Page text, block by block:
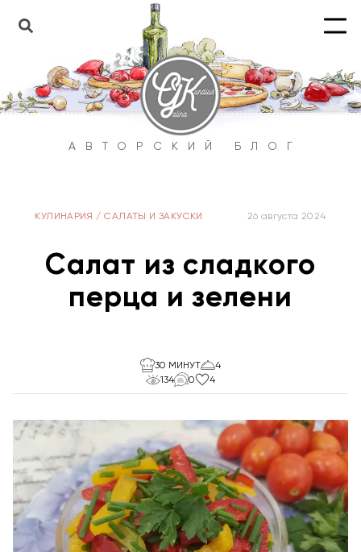
АВТОРСКИЙ БЛОГ
КУЛИНАРИЯ / САЛАТЫ И ЗАКУСКИ 26 августа 2024
Салат из сладкого
перца и зелени
30 МИНУТ
4
134
0 4